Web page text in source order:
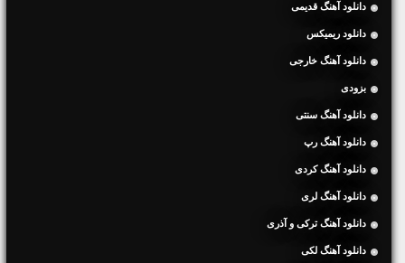
دانلود آهنگ قدیمی
دانلود ریمیکس
دانلود آهنگ خارجی
بزودی
دانلود آهنگ سنتی
دانلود آهنگ رپ
دانلود آهنگ کردی
دانلود آهنگ لری
دانلود آهنگ ترکی و آذری
دانلود آهنگ لکی